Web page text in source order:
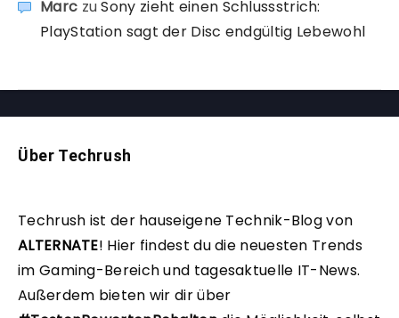
Marc zuSony zieht einen Schlussstrich:
PlayStation sagt der Disc endgültig Lebewohl
Über Techrush
Techrush ist der hauseigene Technik-Blog von
ALTERNATE! Hier findest du die neuesten Trends
im Gaming-Bereich und tagesaktuelle IT-News.
Außerdem bieten wir dir über